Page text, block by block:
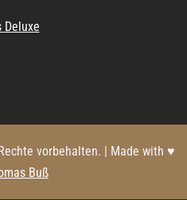
Deluxe
vorbehalten. | Made with ♥
Buß